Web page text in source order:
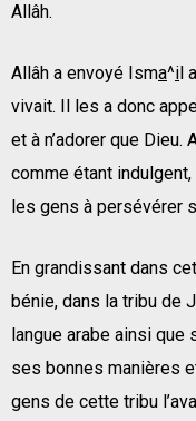
Allâh.
Allâh a envoyé Isma^il
vivait. Il les a donc
et à n’adorer que Dieu.
comme étant
les gens à persévérer
En grandissant dans
bénie, dans la tribu de
langue arabe ainsi
ses bonnes manières
gens de cette tribu